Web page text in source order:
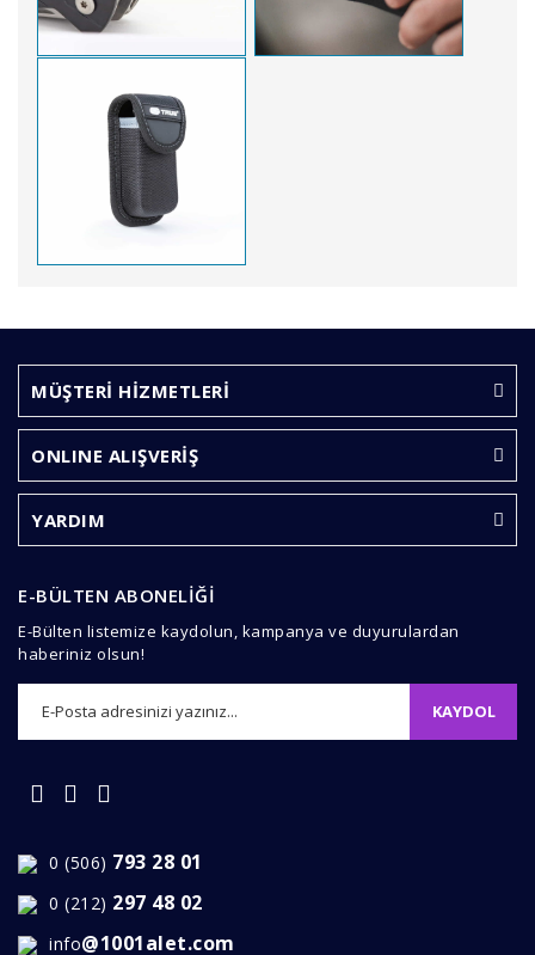
Yorum Yaz
formunu kullanarak tarafımıza iletebilirsiniz.
Görüş ve önerileriniz için teşekkür ederiz.
Ürün resmi kalitesiz, bozuk veya görüntülenemiyor.
Ürün açıklamasında eksik bilgiler bulunuyor.
Ürün fiyatı diğer sitelerden daha pahalı.
Gönder
MÜŞTERİ HİZMETLERİ
ONLINE ALIŞVERİŞ
YARDIM
E-BÜLTEN ABONELİĞİ
E-Bülten listemize kaydolun, kampanya ve duyurulardan
haberiniz olsun!
KAYDOL
0 (506) 793 28 01
0 (212) 297 48 02
info@1001alet.com